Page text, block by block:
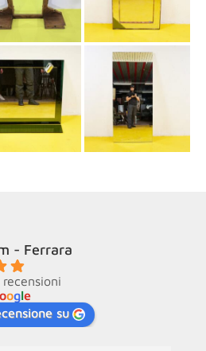
- Ferrara
oogle
su